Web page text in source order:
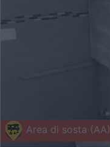
Area di sosta (AA)